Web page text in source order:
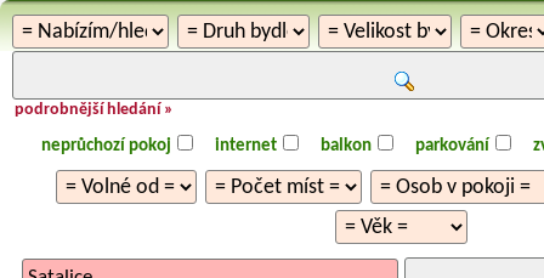
podrobnější hledání »
neprůchozí pokoj internet balkon parkování